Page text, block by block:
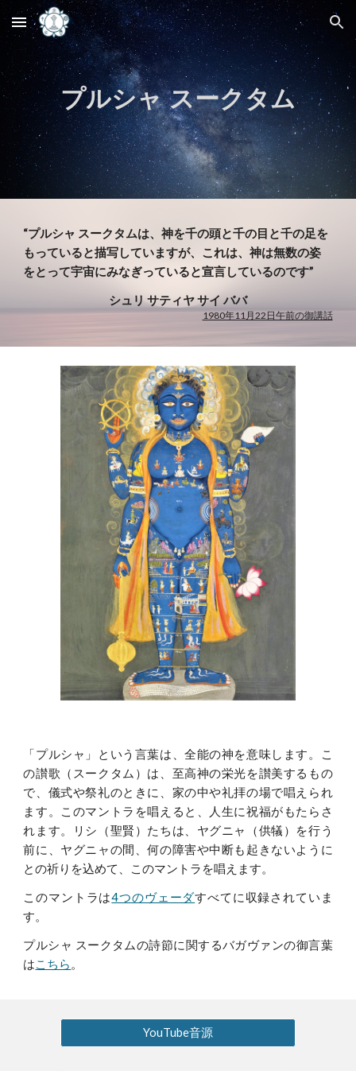
Skip to main content Skip to navigation
プルシャ スークタム
“プルシャ スークタムは、神を千の頭と千の目と千の足を
もっていると描写していますが、これは、神は無数の姿
をとって宇宙にみなぎっていると宣言しているのです”
シュリ サティヤ サイ ババ
1980年11月22日午前の御講話
「プルシャ」という言葉は、全能の神を意味します。こ
の讃歌（スークタム）は、至高神の栄光を讃美するもの
で、儀式や祭礼のときに、家の中や礼拝の場で唱えられ
ます。このマントラを唱えると、人生に祝福がもたらさ
れます。リシ（聖賢）たちは、ヤグニャ（供犠）を行う
前に、ヤグニャの間、何の障害や中断も起きないように
との祈りを込めて、このマントラを唱えます。
このマントラは4つのヴェーダすべてに収録されていま
す。
プルシャ スークタムの詩節に関するバガヴァンの御言葉
はこちら 。
YouTube音源